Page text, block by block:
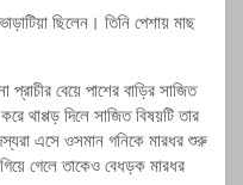
ছিলেন। তিনি পেশায় মাছ
প্রাচীর বেয়ে পাশের বাড়ির সাজিত
থাপ্পড় দিলে সাজিত বিষয়টি তার
এসে ওসমান গনিকে মারধর শুরু
গেলে তাকেও বেধড়ক মারধর